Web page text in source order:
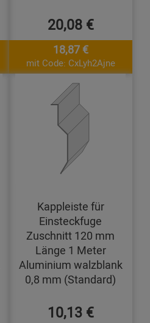
20,08 €
18,87 €
mit Code: CxLyh2Ajne
Kappleiste für
Einsteckfuge
Zuschnitt 120 mm
Länge 1 Meter
Aluminium walzblank
0,8 mm (Standard)
10,13 €